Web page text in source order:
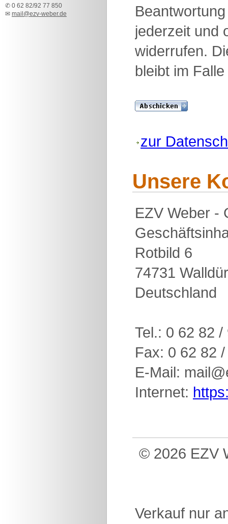
✆ 0 62 82/92 77 850
✉ mail@ezv-weber.de
jederzeit und
widerrufen.
bleibt im
zur
Unsere
EZV Weber -
Rotbild 6
74731
Deutschland
Tel.: 0 62 82
Fax: 0 62 82
E-Mail:
Internet:
© 2026 EZV
Verkauf nur